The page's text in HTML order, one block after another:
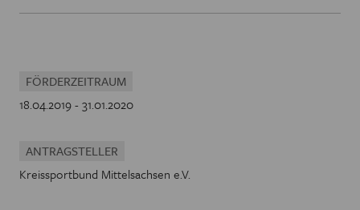
FÖRDERZEITRAUM
18.04.2019 - 31.01.2020
ANTRAGSTELLER
Kreissportbund Mittelsachsen e.V.